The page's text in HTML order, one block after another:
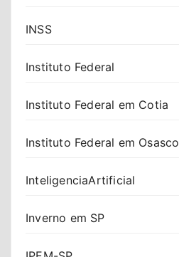
INSS
Instituto Federal
Instituto Federal em Cotia
Instituto Federal em Osasco
InteligenciaArtificial
Inverno em SP